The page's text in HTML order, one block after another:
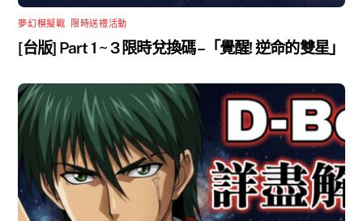
夢幻模擬戰 限時送禮活動
[台版] Part 1 ~ 3 限時兌換碼 –「覺醒! 逆命的雙星」